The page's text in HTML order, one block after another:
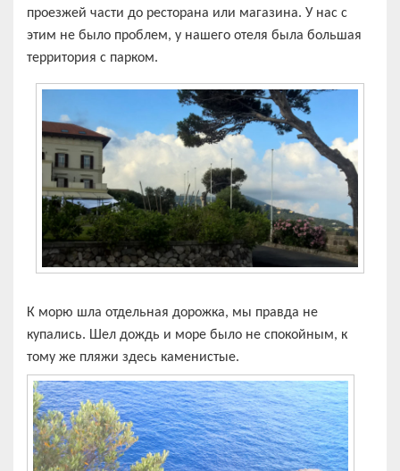
проезжей части до ресторана или магазина. У нас с
этим не было проблем, у нашего отеля была большая
территория с парком.
К морю шла отдельная дорожка, мы правда не
купались. Шел дождь и море было не спокойным, к
тому же пляжи здесь каменистые.